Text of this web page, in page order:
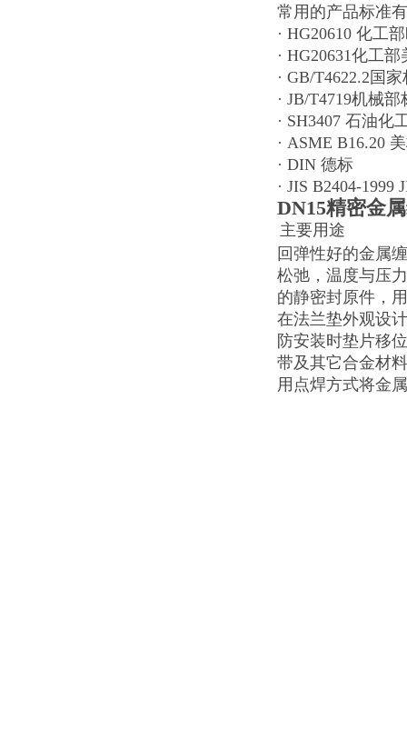
常用的产品标准
· HG20610 化工
· HG20631化工
· GB/T4622.2国
· JB/T4719机械部
· SH3407 石油化
· ASME B16.20
· DIN 德标
· JIS B2404-1999
DN15精密金
主要用途
回弹性好的金属
松弛，温度与压
的静密封原件，
在法兰垫外观设
防安装时垫片移
带及其它合金材
用点焊方式将金